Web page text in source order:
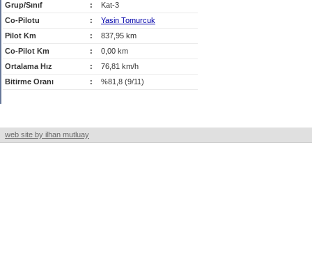
Grup/Sınıf
:
Kat-3
Co-Pilotu
:
Yasin Tomurcuk
Pilot Km
:
837,95 km
Co-Pilot Km
:
0,00 km
Ortalama Hız
:
76,81 km/h
Bitirme Oranı
: %81,8 (9/11)
web site by ilhan mutluay